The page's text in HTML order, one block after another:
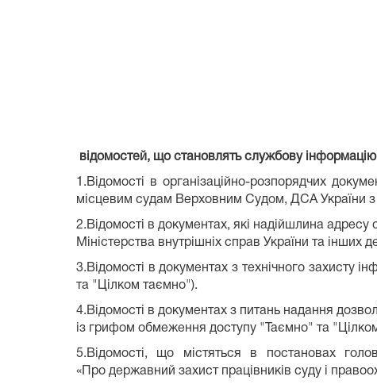
відомостей, що становлять службову інформацію
1.Відомості в організаційно-розпорядчих
місцевим судам Верховним Судом, ДСА України з
2.Відомості в документах, які надійшлина
Міністерства внутрішніх справ України та інших
3.Відомості в документах з технічного захисту
та "Цілком таємно").
4.Відомості в документах з питань надання
із грифом обмеження доступу "Таємно" та
5.Відомості, що містяться в постановах
«Про державний захист працівників суду і